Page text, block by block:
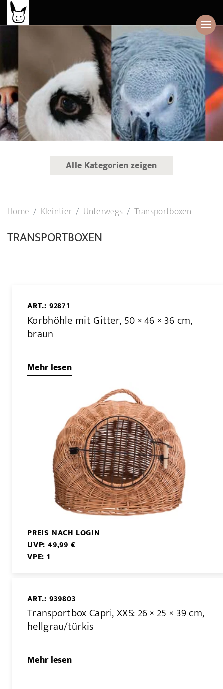
Alle Kategorien zeigen
Home Kleintier Unterwegs Transportboxen
TRANSPORTBOXEN
ART.: 92871
Korbhöhle mit Gitter, 50 × 46 × 36 cm,
braun
Mehr lesen
PREIS NACH LOGIN
UVP: 49,99 €
VPE: 1
ART.: 939803
Transportbox Capri, XXS: 26 × 25 × 39 cm,
hellgrau/türkis
Mehr lesen